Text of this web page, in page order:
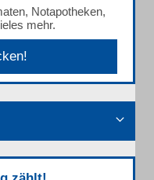
Notapotheken,
mehr.